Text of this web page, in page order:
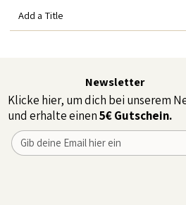
Add a Title
Newsletter
Klicke hier, um dich bei unserem
und erhalte einen5€ Gutschein.